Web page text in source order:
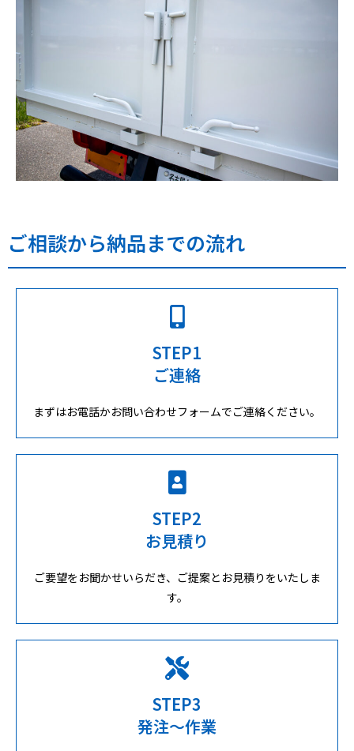
ご相談から納品までの流れ
STEP1
ご連絡
まずはお電話かお問い合わせフォームでご連絡ください。
STEP2
お見積り
ご要望をお聞かせいらだき、ご提案とお見積りをいたしま
す。
STEP3
発注～作業